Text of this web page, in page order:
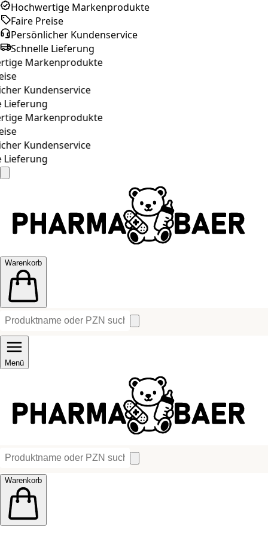
Hochwertige Markenprodukte
Faire Preise
Persönlicher Kundenservice
Schnelle Lieferung
Markenprodukte
Kundenservice
Lieferung
Markenprodukte
Kundenservice
Lieferung
Warenkorb
Menü
Warenkorb